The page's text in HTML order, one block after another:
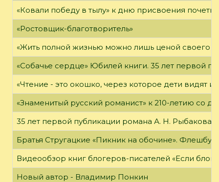
«Ковали победу в тылу» к дню присвоения
«Ростовщик-благотворитель»
«Жить полной жизнью можно лишь ценой своего
«Собачье сердце» Юбилей книги. 35 лет первой
«Чтение - это окошко, через которое дети видят
«Знаменитый русский романист» к 210-летию со
35 лет первой публикации романа А. Н. Рыбакова
Братья Стругацкие «Пикник на обочине».
Видеообзор книг блогеров-писателей «Если блог
Новый автор - Владимир Понкин